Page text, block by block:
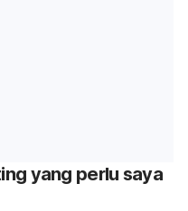
yang perlu saya